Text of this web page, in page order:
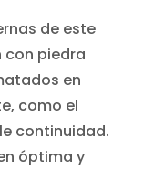
de este
con piedra
en
como el
continuidad.
óptima y